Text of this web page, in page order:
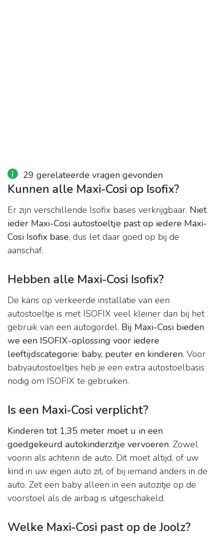
29 gerelateerde vragen gevonden
Kunnen alle Maxi-Cosi op Isofix?
Er zijn verschillende Isofix bases verkrijgbaar. Niet
ieder Maxi-Cosi autostoeltje past op iedere Maxi-
Cosi Isofix base, dus let daar goed op bij de
aanschaf.
Hebben alle Maxi-Cosi Isofix?
De kans op verkeerde installatie van een
autostoeltje is met ISOFIX veel kleiner dan bij het
gebruik van een autogordel. Bij Maxi-Cosi bieden
we een ISOFIX-oplossing voor iedere
leeftijdscategorie: baby, peuter en kinderen. Voor
babyautostoeltjes heb je een extra autostoelbasis
nodig om ISOFIX te gebruiken.
Is een Maxi-Cosi verplicht?
Kinderen tot 1,35 meter moet u in een
goedgekeurd autokinderzitje vervoeren. Zowel
voorin als achterin de auto. Dit moet altijd, of uw
kind in uw eigen auto zit, of bij iemand anders in de
auto. Zet een baby alleen in een autozitje op de
voorstoel als de airbag is uitgeschakeld.
Welke Maxi-Cosi past op de Joolz?